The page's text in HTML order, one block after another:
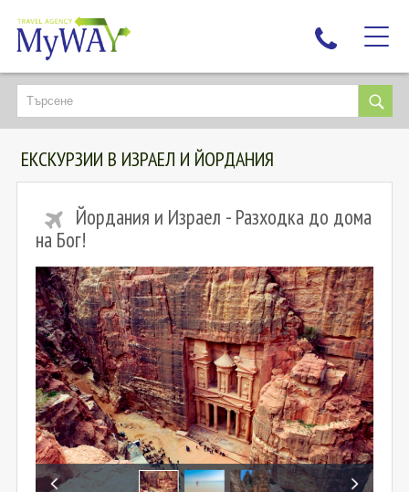
НАЙ-ТЪРСЕНИ
ДЕСТИНАЦИИ
ЕКЗОТИЧНИ ПОЧИВКИ
КРУИЗИ
НОВА ГОДИНА
ПЪТУВАЙТЕ С ДЕЦА
ЛЮБОПИТНО
ЗА НАС
КОНТАКТИ
ЕКСКУРЗИИ В ИЗРАЕЛ И ЙОРДАНИЯ
Йордания и Израел - Разходка до дома
на Бог!